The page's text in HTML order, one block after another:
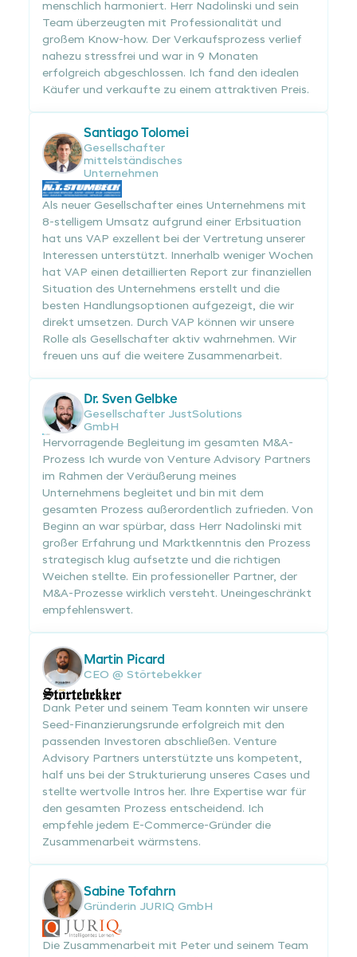
menschlich harmoniert. Herr Nadolinski und sein
Team überzeugten mit Professionalität und
großem Know-how. Der Verkaufsprozess verlief
nahezu stressfrei und war in 9 Monaten
erfolgreich abgeschlossen. Ich fand den idealen
Käufer und verkaufte zu einem attraktiven Preis.
Santiago Tolomei
Gesellschafter
mittelständisches
Unternehmen
Als neuer Gesellschafter eines Unternehmens mit
8-stelligem Umsatz aufgrund einer Erbsituation
hat uns VAP exzellent bei der Vertretung unserer
Interessen unterstützt. Innerhalb weniger Wochen
hat VAP einen detaillierten Report zur finanziellen
Situation des Unternehmens erstellt und die
besten Handlungsoptionen aufgezeigt, die wir
direkt umsetzen. Durch VAP können wir unsere
Rolle als Gesellschafter aktiv wahrnehmen. Wir
freuen uns auf die weitere Zusammenarbeit.
Dr. Sven Gelbke
Gesellschafter JustSolutions
GmbH
Hervorragende Begleitung im gesamten M&A-
Prozess Ich wurde von Venture Advisory Partners
im Rahmen der Veräußerung meines
Unternehmens begleitet und bin mit dem
gesamten Prozess außerordentlich zufrieden. Von
Beginn an war spürbar, dass Herr Nadolinski mit
großer Erfahrung und Marktkenntnis den Prozess
strategisch klug aufsetzte und die richtigen
Weichen stellte. Ein professioneller Partner, der
M&A-Prozesse wirklich versteht. Uneingeschränkt
empfehlenswert.
Martin Picard
CEO @ Störtebekker
Dank Peter und seinem Team konnten wir unsere
Seed-Finanzierungsrunde erfolgreich mit den
passenden Investoren abschließen. Venture
Advisory Partners unterstützte uns kompetent,
half uns bei der Strukturierung unseres Cases und
stellte wertvolle Intros her. Ihre Expertise war für
den gesamten Prozess entscheidend. Ich
empfehle jedem E-Commerce-Gründer die
Zusammenarbeit wärmstens.
Sabine Tofahrn
Gründerin JURIQ GmbH
Die Zusammenarbeit mit Peter und seinem Team